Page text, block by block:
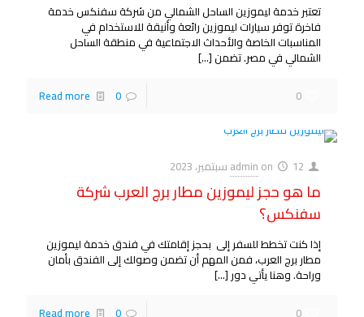
تعتبر خدمة ليموزين الساحل الشمالي من شركة سفنكس خدمة
فاخرة توفر سيارات ليموزين رائعة وأنيقة للاستخدام في
المناسبات الخاصة والأحداث الاجتماعية في منطقة الساحل
الشمالي في مصر. تضمن[…]
0
0
Read more
admin on 12 سبتمبر، 2023
ما هو حجز ليموزين مطار برج العرب شركة
سفنكس؟
إذا كنت تخطط للسفر إلى بحجز إقامتك في فندق خدمة ليموزين
مطار برج العرب، فمن المهم أن تضمن وصولك إلى الفندق بأمان
وراحة. وهنا يأتي دور […]
0
0
Read more